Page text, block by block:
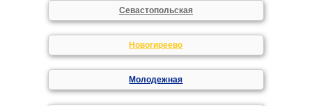
Севастопольская
Новогиреево
Молодежная